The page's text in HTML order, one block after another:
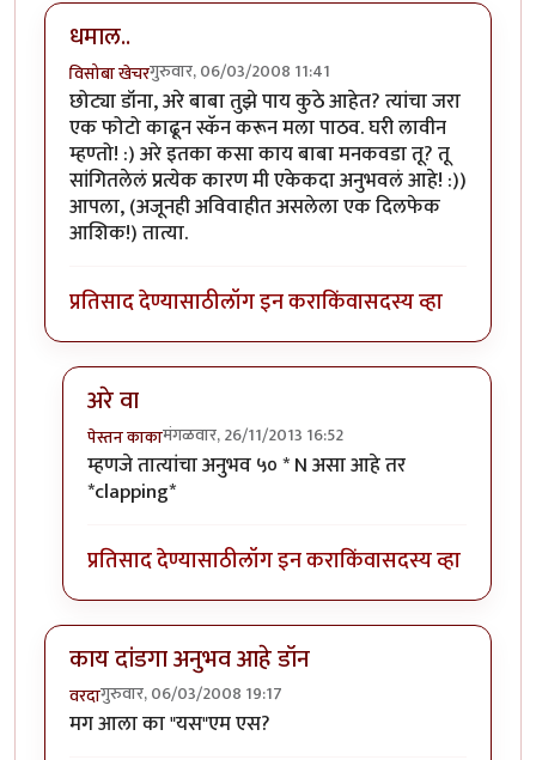
धमाल..
विसोबा खेचरगुरुवार, 06/03/2008 11:41
छोट्या डॉना, अरे बाबा तुझे पाय कुठे आहेत? त्यांचा जरा
एक फोटो काढून स्कॅन करून मला पाठव. घरी लावीन
म्हण्तो! :) अरे इतका कसा काय बाबा मनकवडा तू? तू
सांगितलेलं प्रत्येक कारण मी एकेकदा अनुभवलं आहे! :))
आपला, (अजूनही अविवाहीत असलेला एक दिलफेक
आशिक!) तात्या.
प्रतिसाद देण्यासाठीलॉग इन कराकिंवासदस्य व्हा
अरे वा
पेस्तन काकामंगळवार, 26/11/2013 16:52
In reply toधमाल..byविसोबा खेचर
म्हणजे तात्यांचा अनुभव ५० * N असा आहे तर
*clapping*
प्रतिसाद देण्यासाठीलॉग इन कराकिंवासदस्य व्हा
काय दांडगा अनुभव आहे डॉन
वरदागुरुवार, 06/03/2008 19:17
मग आला का "यस"एम एस?